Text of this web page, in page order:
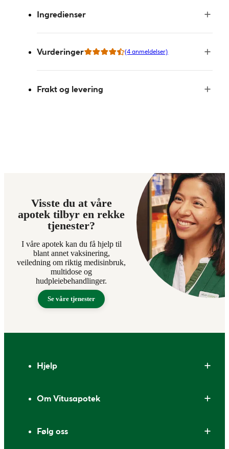
Ingredienser
Vurderinger (4 anmeldelser)
Frakt og levering
Visste du at våre
apotek tilbyr en rekke
tjenester?
I våre apotek kan du få hjelp til
blant annet vaksinering,
veiledning om riktig medisinbruk,
multidose og
hudpleiebehandlinger.
Se våre tjenester
Hjelp
Om Vitusapotek
Følg oss